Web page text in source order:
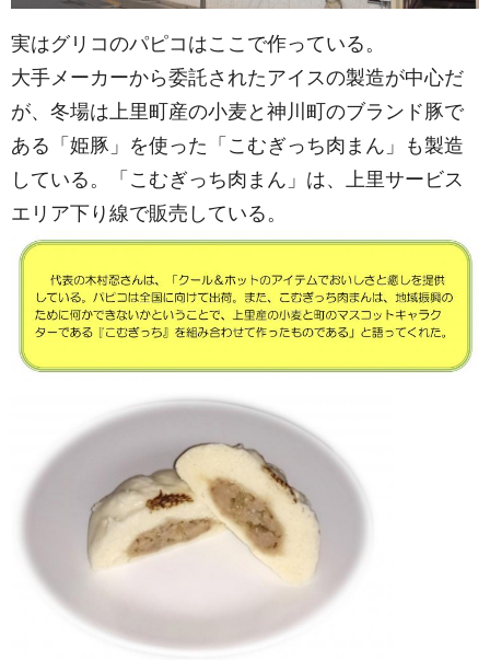
実はグリコのパピコはここで作っている。
大手メーカーから委託されたアイスの製造が中心だ
が、冬場は上里町産の小麦と神川町のブランド豚で
ある「姫豚」を使った「こむぎっち肉まん」も製造
している。「こむぎっち肉まん」は、上里サービス
エリア下り線で販売している。